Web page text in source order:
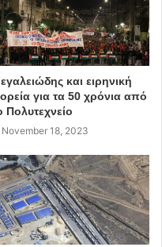
και ειρηνική
για τα 50 χρόνια από
Πολυτεχνείο
November 18, 2023